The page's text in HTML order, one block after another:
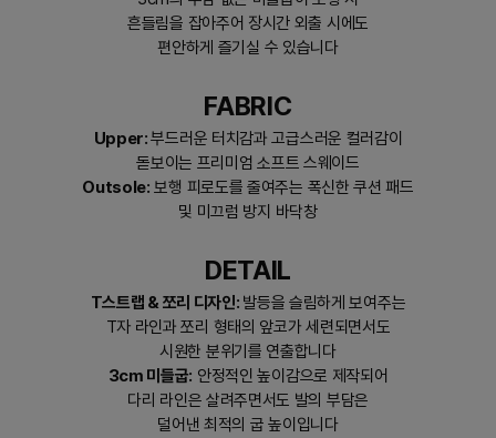
흔들림을 잡아주어 장시간 외출 시에도
편안하게 즐기실 수 있습니다
FABRIC
Upper:부드러운 터치감과 고급스러운 컬러감이
돋보이는 프리미엄 소프트 스웨이드
Outsole: 보행 피로도를 줄여주는 폭신한 쿠션 패드
및 미끄럼 방지 바닥창
DETAIL
T스트랩 & 쪼리 디자인: 발등을 슬림하게 보여주는
T자 라인과 쪼리 형태의 앞코가 세련되면서도
시원한 분위기를 연출합니다
3cm 미들굽: 안정적인 높이감으로 제작되어
다리 라인은 살려주면서도 발의 부담은
덜어낸 최적의 굽 높이입니다